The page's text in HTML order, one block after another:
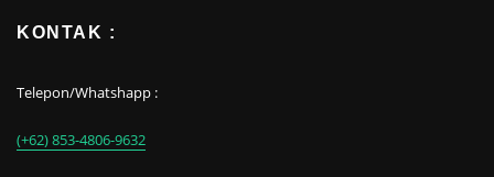
KONTAK :
Telepon/Whatshapp :
(+62) 853-4806-9632